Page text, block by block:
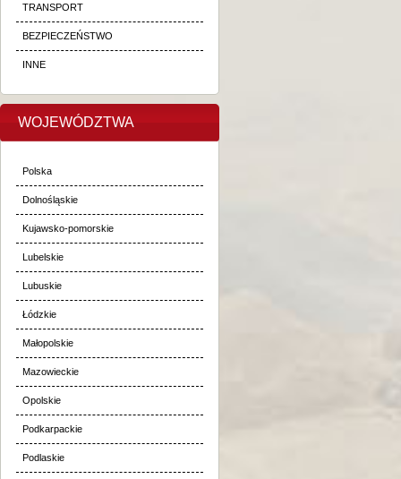
TRANSPORT
BEZPIECZEŃSTWO
INNE
WOJEWÓDZTWA
Polska
Dolnośląskie
Kujawsko-pomorskie
Lubelskie
Lubuskie
Łódzkie
Małopolskie
Mazowieckie
Opolskie
Podkarpackie
Podlaskie